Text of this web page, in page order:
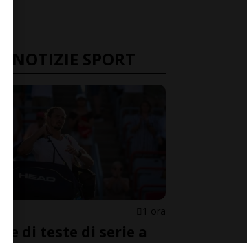
NOTIZIE SPORT
1 ora
di teste di serie a